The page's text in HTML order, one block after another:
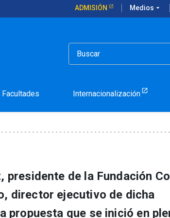
ADMISIÓN Medios arrow_drop_down
Facultades Internacionalización
presidente de la Fundación
director ejecutivo de dicha
propuesta que se inició en